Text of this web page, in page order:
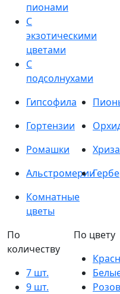
пионами
С
экзотическими
цветами
С
подсолнухами
Гипсофила
Гортензии
Ромашки
Альстромерии
Комнатные
цветы
По
количеству
7 шт.
9 шт.
По цвету